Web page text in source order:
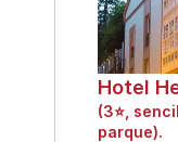
Hotel
(3⭐,
parque).